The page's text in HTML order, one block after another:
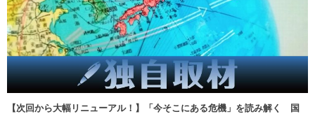
【次回から大幅リニューアル！】「今そこにある危機」を読み解く 国